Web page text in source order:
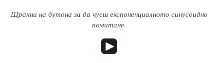
Щракни на бутона за да чуеш експоненциалното синусоидно
помитане.